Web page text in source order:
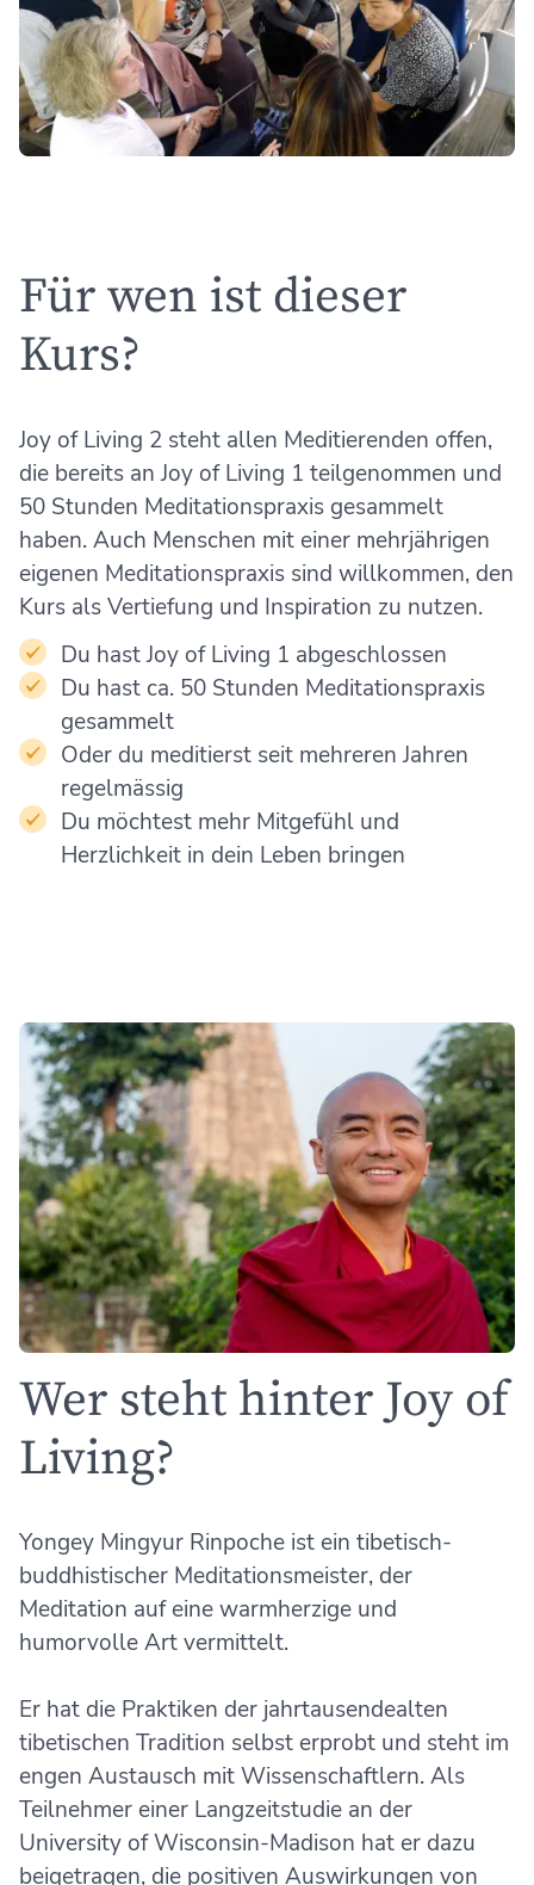
Für wen ist dieser
Kurs?
Joy of Living 2 steht allen Meditierenden offen,
die bereits an Joy of Living 1 teilgenommen und
50 Stunden Meditationspraxis gesammelt
haben. Auch Menschen mit einer mehrjährigen
eigenen Meditationspraxis sind willkommen, den
Kurs als Vertiefung und Inspiration zu nutzen.
Du hast Joy of Living 1 abgeschlossen
Du hast ca. 50 Stunden Meditationspraxis
gesammelt
Oder du meditierst seit mehreren Jahren
regelmässig
Du möchtest mehr Mitgefühl und
Herzlichkeit in dein Leben bringen
Wer steht hinter Joy of
Living?
Yongey Mingyur Rinpoche ist ein tibetisch-
buddhistischer Meditationsmeister, der
Meditation auf eine warmherzige und
humorvolle Art vermittelt.
Er hat die Praktiken der jahrtausendealten
tibetischen Tradition selbst erprobt und steht im
engen Austausch mit Wissenschaftlern. Als
Teilnehmer einer Langzeitstudie an der
University of Wisconsin-Madison hat er dazu
beigetragen, die positiven Auswirkungen von